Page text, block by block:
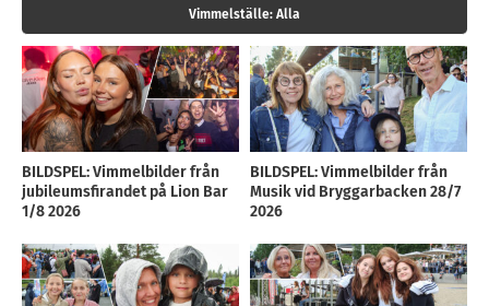
Vimmelställe: Alla
BILDSPEL: Vimmelbilder från
jubileumsfirandet på Lion Bar
1/8 2026
BILDSPEL: Vimmelbilder från
Musik vid Bryggarbacken 28/7
2026